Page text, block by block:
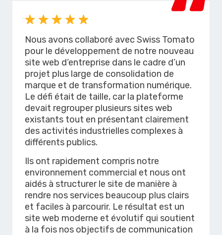
Nous avons collaboré avec Swiss Tomato
pour le développement de notre nouveau
site web d’entreprise dans le cadre d’un
projet plus large de consolidation de
marque et de transformation numérique.
Le défi était de taille, car la plateforme
devait regrouper plusieurs sites web
existants tout en présentant clairement
des activités industrielles complexes à
différents publics.
Ils ont rapidement compris notre
environnement commercial et nous ont
aidés à structurer le site de manière à
rendre nos services beaucoup plus clairs
et faciles à parcourir. Le résultat est un
site web moderne et évolutif qui soutient
à la fois nos objectifs de communication